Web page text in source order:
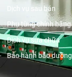
Dịch vụ sau bán
Phụ tùng chính hãng
Dịch vụ sửa chữa
Bảo hành bảo dưỡng